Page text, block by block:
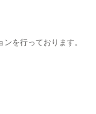
を行っております。